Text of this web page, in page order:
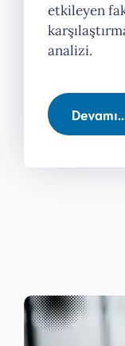
etkileyen
analizi.